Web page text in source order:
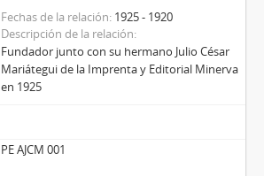
Fechas de la relación 1925 - 1920
Descripción de la relación
Fundador junto con su hermano Julio César
Mariátegui de la Imprenta y Editorial Minerva
en 1925
PE AJCM 001